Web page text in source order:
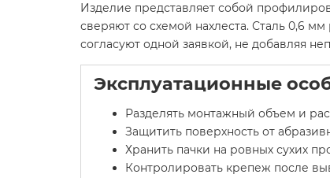
Изделие представляет собой
сверяют со схемой нахлеста. Сталь 0,6
согласуют одной заявкой, не добавляя
Эксплуатационные
Разделять монтажный объем и
Защитить поверхность от
Хранить пачки на ровных сухих
Контролировать крепеж после